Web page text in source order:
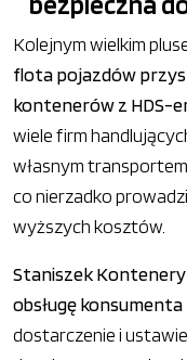
Kolejnym wielkim
flota pojazdów
kontenerów z HDS-
wiele firm
własnym
co nierzadko
wyższych kosztów.
Staniszek Kontenery
obsługę konsumenta
dostarczenie i